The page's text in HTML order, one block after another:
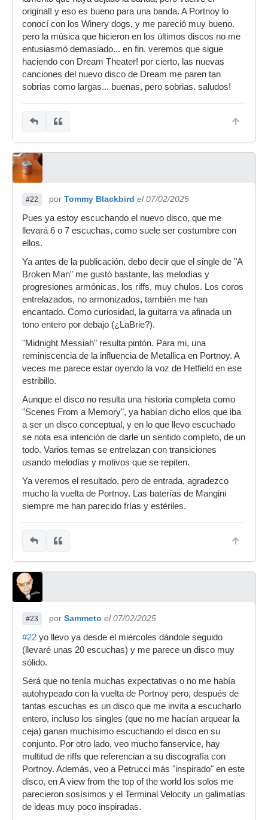
original! y eso es bueno para una banda. A Portnoy lo
conocí con los Winery dogs, y me pareció muy bueno.
pero la música que hicieron en los últimos discos no me
entusiasmó demasiado... en fin. veremos que sigue
haciendo con Dream Theater! por cierto, las nuevas
canciones del nuevo disco de Dream me paren tan
sobrias como largas... buenas, pero sobrias. saludos!
#22 por Tommy Blackbird el 07/02/2025
Pues ya estoy escuchando el nuevo disco, que me
llevará 6 o 7 escuchas, como suele ser costumbre con
ellos.
Ya antes de la publicación, debo decir que el single de "A
Broken Man" me gustó bastante, las melodías y
progresiones armónicas, los riffs, muy chulos. Los coros
entrelazados, no armonizados, también me han
encantado. Como curiosidad, la guitarra va afinada un
tono entero por debajo (¿LaBrie?).
"Midnight Messiah" resulta pintón. Para mi, una
reminiscencia de la influencia de Metallica en Portnoy. A
veces me parece estar oyendo la voz de Hetfield en ese
estribillo.
Aunque el disco no resulta una historia completa como
"Scenes From a Memory", ya habían dicho ellos que iba
a ser un disco conceptual, y en lo que llevo escuchado
se nota esa intención de darle un sentido completo, de un
todo. Varios temas se entrelazan con transiciones
usando melodías y motivos que se repiten.
Ya veremos el resultado, pero de entrada, agradezco
mucho la vuelta de Portnoy. Las baterías de Mangini
siempre me han parecido frías y estériles.
#23 por Sammeto el 07/02/2025
#22 yo llevo ya desde el miércoles dándole seguido
(llevaré unas 20 escuchas) y me parece un disco muy
sólido.
Será que no tenía muchas expectativas o no me había
autohypeado con la vuelta de Portnoy pero, después de
tantas escuchas es un disco que me invita a escucharlo
entero, incluso los singles (que no me hacían arquear la
ceja) ganan muchísimo escuchando el disco en su
conjunto. Por otro lado, veo mucho fanservice, hay
multitud de riffs que referencian a su discografía con
Portnoy. Además, veo a Petrucci más "inspirado" en este
disco, en A view from the top of the world los solos me
parecieron sosísimos y el Terminal Velocity un galimatías
de ideas muy poco inspiradas.